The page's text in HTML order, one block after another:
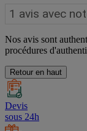
Nos avis sont
procédures
Retour en haut
Devis
sous 24h